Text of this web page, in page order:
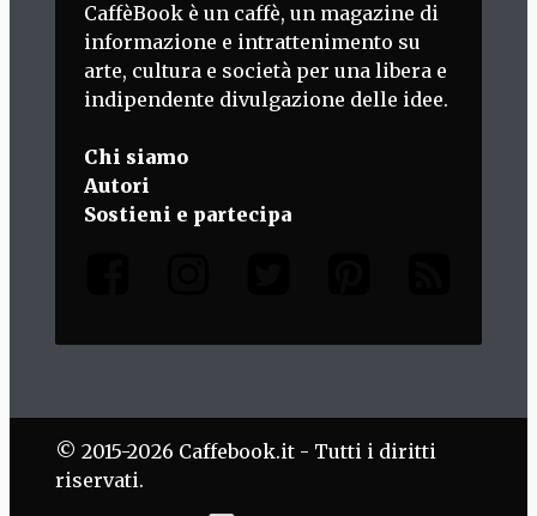
CaffèBook è un caffè, un magazine di
informazione e intrattenimento su
arte, cultura e società per una libera e
indipendente divulgazione delle idee.
Chi siamo
Autori
Sostieni e partecipa
© 2015-2026 Caffebook.it - Tutti i diritti
riservati.